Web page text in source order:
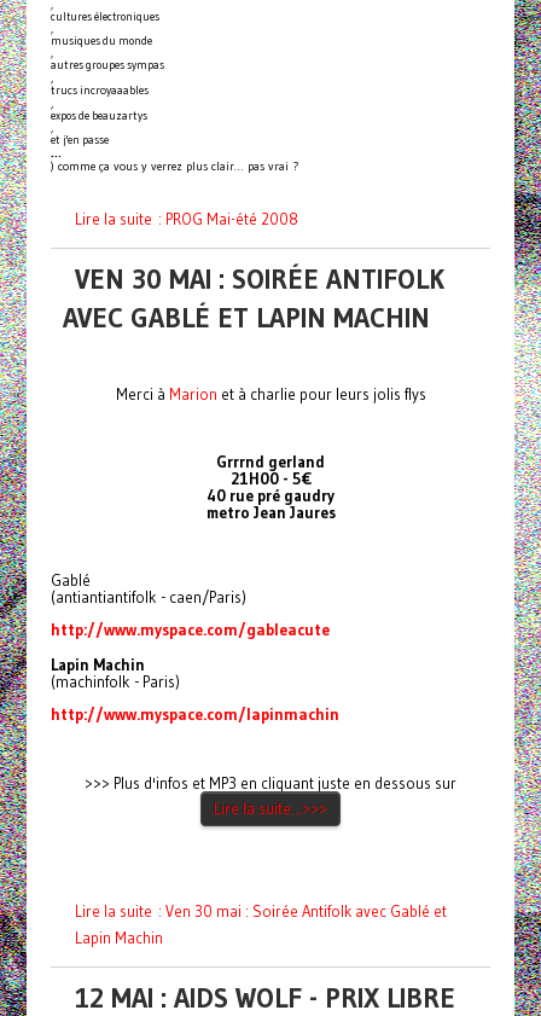
cultures électroniques
musiques du monde
,
autres groupes sympas
,
trucs incroyaaables
,
expos de beauzartys
,
et j'en passe
…
) comme ça vous y verrez plus clair… pas vrai ?
Lire la suite : PROG Mai-été 2008
VEN 30 MAI : SOIRÉE ANTIFOLK
AVEC GABLÉ ET LAPIN MACHIN
Merci à Marion et à charlie pour leurs jolis flys
Grrrnd gerland
21H00 - 5€
40 rue pré gaudry
metro Jean Jaures
Gablé
(antiantiantifolk - caen/Paris)
http://www.myspace.com/gableacute
Lapin Machin
(machinfolk - Paris)
http://www.myspace.com/lapinmachin
>>> Plus d'infos et MP3 en cliquant juste en dessous sur
Lire la suite...>>>
Lire la suite : Ven 30 mai : Soirée Antifolk avec Gablé et
Lapin Machin
12 MAI : AIDS WOLF - PRIX LIBRE